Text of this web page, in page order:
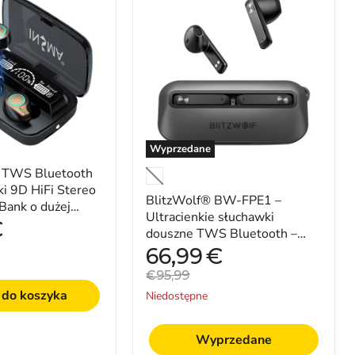
Bluetooth
9D HiFi Stereo
o dużej
Mikrofon z
koszyka
Wyprzedane
Ultracienkie
słuchawki
TWS
Bluetooth
Idealne
dla
miłośników
muzyki
osób
aktywnych
BlitzWolf® BW-FPE1 –
Ultracienkie słuchawki
douszne TWS Bluetooth –
Idealne dla miłośników muzyki
i osób aktywnych
Aktualna
cena
66,99€
Cena
oryginalna
€95,99
Niedostępne
Wyprzedane